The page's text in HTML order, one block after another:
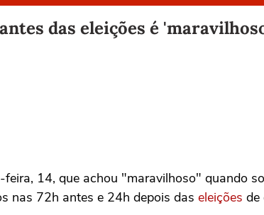
das eleições é
14, que achou "maravilhoso" quando
nas 72h antes e 24h depois das eleições de